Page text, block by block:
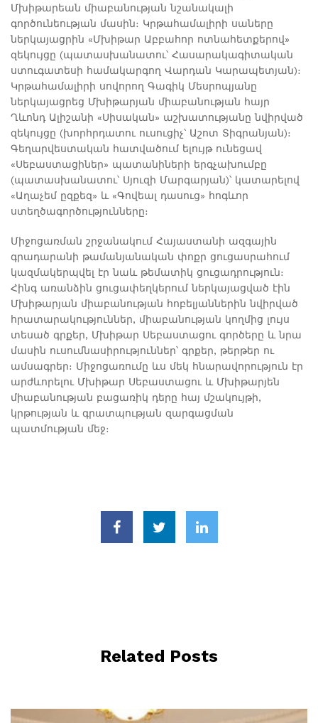
Մխիթարեան միաբանության նշանակալի
գործունեության մասին։ Կրթահամալիրի սաները
ներկայացրին «Մխիթար Աբբահոր ոտնահետքերով»
զեկույցը (պատասխանատու՝ Հասարակագիտական
ստուգատեսի համակարգող Վարդան Կարապետյան)։
Կրթահամալիրի սովորող Գագիկ Մեսրոպյանը
ներկայացրեց Մխիթարյան միաբանության հայր
Ղևոնդ Ալիշանի «Սիսական» աշխատությանը նվիրված
զեկույցը (խորհրդատու ուսուցիչ՝ Աշոտ Տիգրանյան)։
Գեղարվեստական հատվածում ելույթ ունեցավ
«Սեբաստացիներ» պատանիների երգչախումբը
(պատասխանատու՝ Սյուզի Մարգարյան)՝ կատարելով
«Աղաչեմ ըզքեզ» և «Գովեալ դասուց» հոգևոր
ստեղծագործությունները։
Միջոցառման շրջանակում Հայաստանի ազգային
գրադարանի թամանյանական փոքր ցուցասրահում
կազմակերպվել էր նաև թեմատիկ ցուցադրություն։
Հինգ առանձին ցուցափեղկերում ներկայացված էին
Մխիթարյան միաբանության հոբելյաններին նվիրված
հրատարակություններ, միաբանության կողմից լույս
տեսած գրքեր, Մխիթար Սեբաստացու գործերը և նրա
մասին ուսումնասիրություններ՝ գրքեր, թերթեր ու
ամսագրեր։ Միջոցառումը ևս մեկ հնարավորություն էր
արժևորելու Մխիթար Սեբաստացու և Մխիթարյեն
միաբանության բացառիկ դերը հայ մշակույթի,
կրթության և գրատպության զարգացման
պատմության մեջ։
Related Posts